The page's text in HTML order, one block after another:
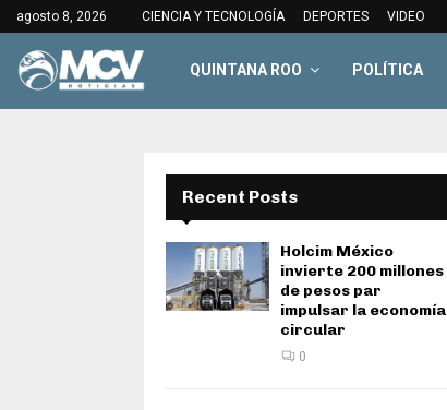
agosto 8, 2026 CIENCIA Y TECNOLOGÍA DEPORTES VIDEO
QUINTANA ROO POLÍTICA
Recent Posts
Holcim México
invierte 200 millones
de pesos par
impulsar la economía
circular
0